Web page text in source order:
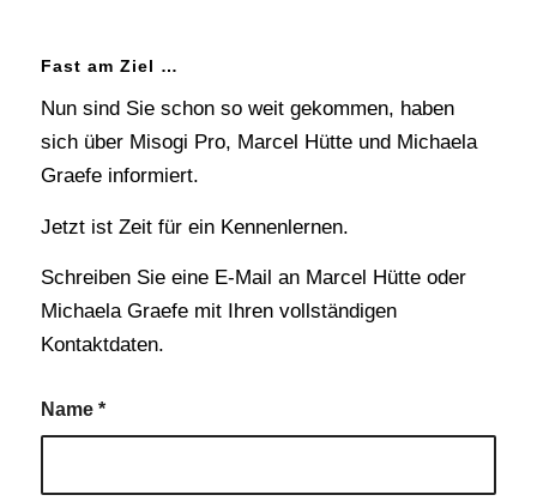
Fast am Ziel …
Nun sind Sie schon so weit gekommen, haben
sich über Misogi Pro, Marcel Hütte und Michaela
Graefe informiert.
Jetzt ist Zeit für ein Kennenlernen.
Schreiben Sie eine E-Mail an Marcel Hütte oder
Michaela Graefe mit Ihren vollständigen
Kontaktdaten.
Name *